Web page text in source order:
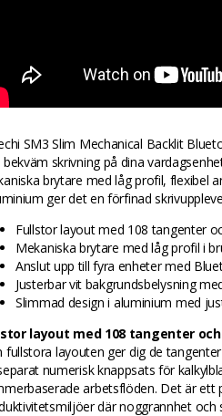
SM3 Slim Mechanical Backlit
skrivning på dina
brytare med låg profil, flexibel
ger det en förfinad
Fullstor layout med 108 tangenter
Mekaniska brytare med låg profil i
Anslut upp till fyra enheter med
Justerbar vit bakgrundsbelysning
Slimmad design i aluminium med
layout med 108 tangenter
fullstora layouten ger dig de
numerisk knappsats för
arbetsflöden. Det är
där noggrannhet och